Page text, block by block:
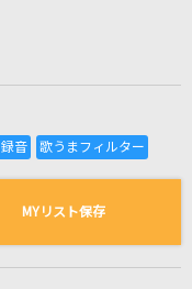
曲の一覧
MYリスト保存